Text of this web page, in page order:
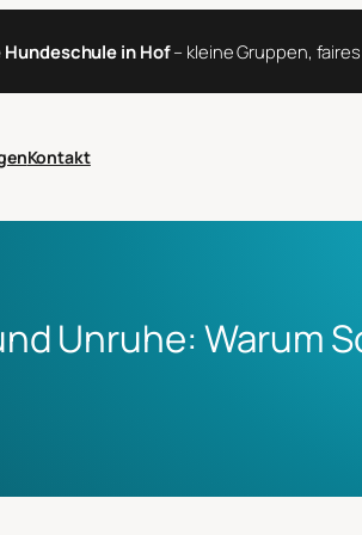
Hundeschule in Hof– kleine Gruppen, faires
Kontakt
Unruhe: Warum